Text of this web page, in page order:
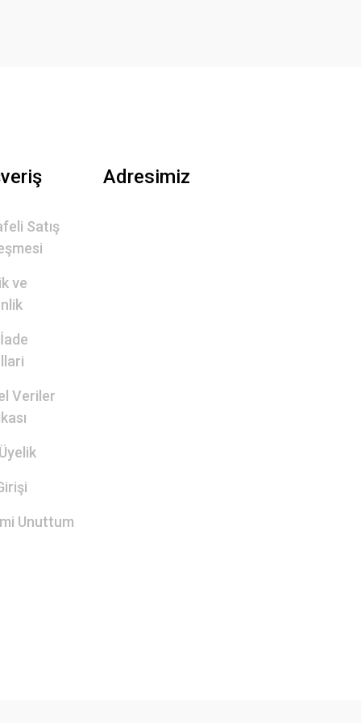
Satış
ve
Veriler
Unuttum
Adresimiz